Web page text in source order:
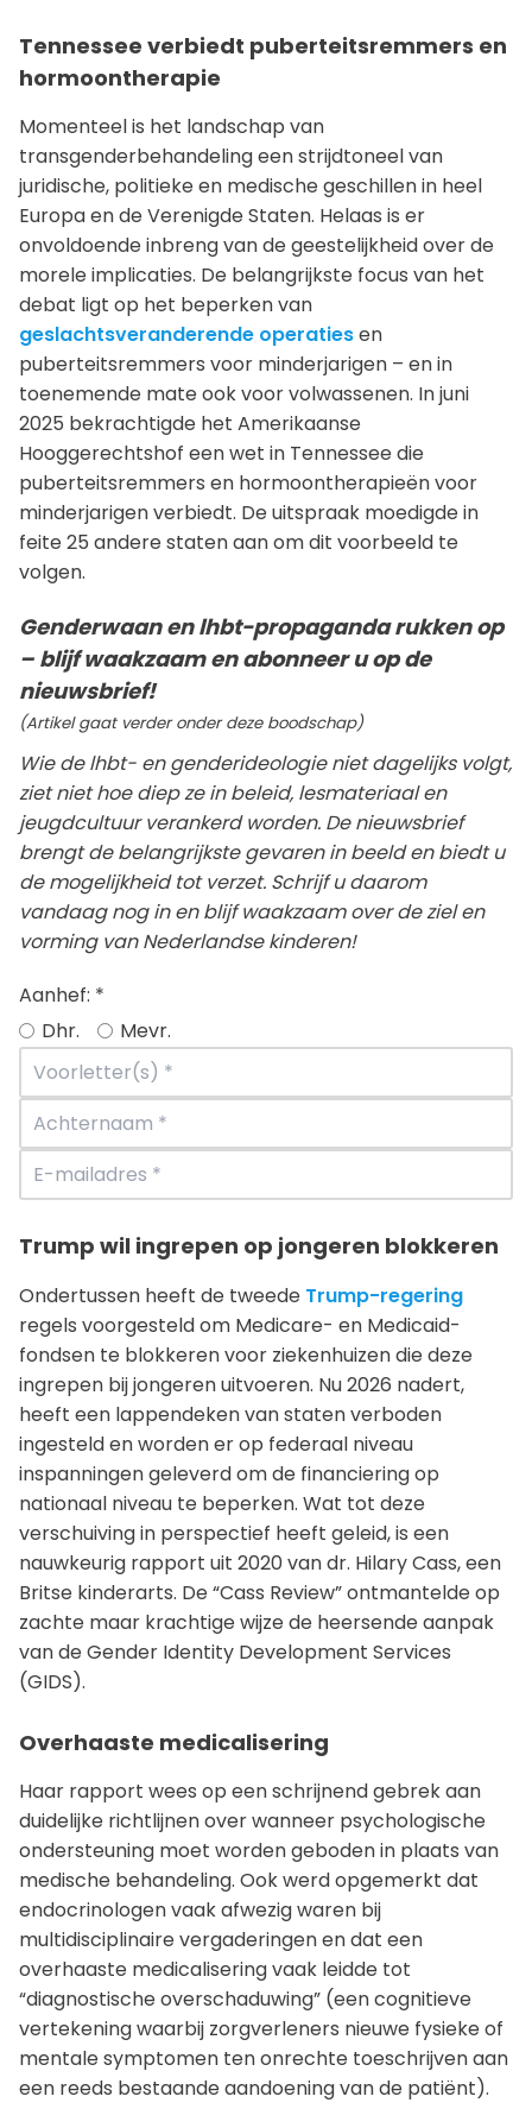
Tennessee verbiedt puberteitsremmers en
hormoontherapie
Momenteel is het landschap van
transgenderbehandeling een strijdtoneel van
juridische, politieke en medische geschillen in heel
Europa en de Verenigde Staten. Helaas is er
onvoldoende inbreng van de geestelijkheid over de
morele implicaties. De belangrijkste focus van het
debat ligt op het beperken van
geslachtsveranderende operatiesen
puberteitsremmers voor minderjarigen – en in
toenemende mate ook voor volwassenen. In juni
2025 bekrachtigde het Amerikaanse
Hooggerechtshof een wet in Tennessee die
puberteitsremmers en hormoontherapieën voor
minderjarigen verbiedt. De uitspraak moedigde in
feite 25 andere staten aan om dit voorbeeld te
volgen.
Genderwaan en lhbt-propaganda rukken op
– blijf waakzaam en abonneer u op de
nieuwsbrief!
(Artikel gaat verder onder deze boodschap)
Wie de lhbt- en genderideologie niet dagelijks volgt,
ziet niet hoe diep ze in beleid, lesmateriaal en
jeugdcultuur verankerd worden. De nieuwsbrief
brengt de belangrijkste gevaren in beeld en biedt u
de mogelijkheid tot verzet. Schrijf u daarom
vandaag nog in en blijf waakzaam over de ziel en
vorming van Nederlandse kinderen!
Aanhef: *
Dhr.
Mevr.
Trump wil ingrepen op jongeren blokkeren
Ondertussen heeft de tweede Trump-regering
regels voorgesteld om Medicare- en Medicaid-
fondsen te blokkeren voor ziekenhuizen die deze
ingrepen bij jongeren uitvoeren. Nu 2026 nadert,
heeft een lappendeken van staten verboden
ingesteld en worden er op federaal niveau
inspanningen geleverd om de financiering op
nationaal niveau te beperken. Wat tot deze
verschuiving in perspectief heeft geleid, is een
nauwkeurig rapport uit 2020 van dr. Hilary Cass, een
Britse kinderarts. De “Cass Review” ontmantelde op
zachte maar krachtige wijze de heersende aanpak
van de Gender Identity Development Services
(GIDS).
Overhaaste medicalisering
Haar rapport wees op een schrijnend gebrek aan
duidelijke richtlijnen over wanneer psychologische
ondersteuning moet worden geboden in plaats van
medische behandeling. Ook werd opgemerkt dat
endocrinologen vaak afwezig waren bij
multidisciplinaire vergaderingen en dat een
overhaaste medicalisering vaak leidde tot
“diagnostische overschaduwing” (een cognitieve
vertekening waarbij zorgverleners nieuwe fysieke of
mentale symptomen ten onrechte toeschrijven aan
een reeds bestaande aandoening van de patiënt).